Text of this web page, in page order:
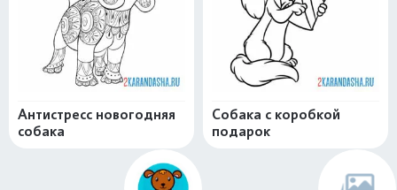
Антистресс новогодняя
собака
Собака с коробкой
подарок